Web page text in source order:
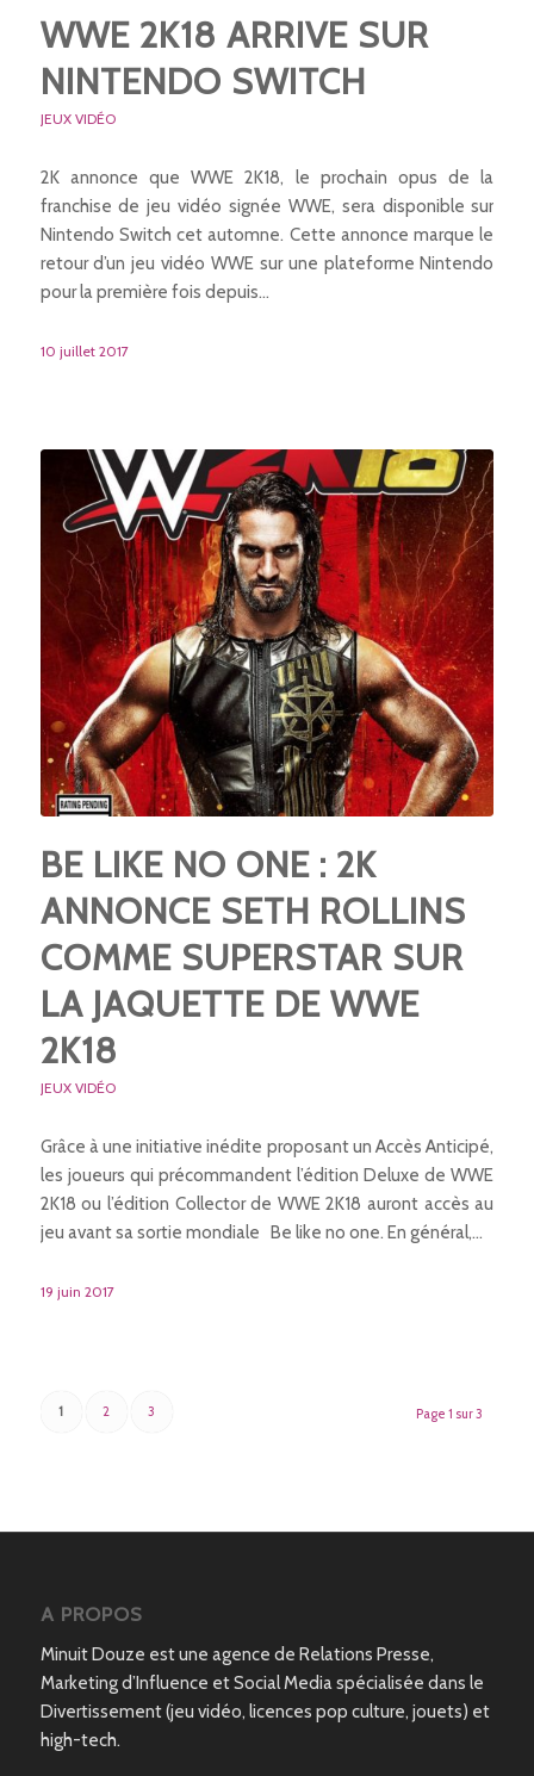
WWE 2K18 ARRIVE SUR
NINTENDO SWITCH
JEUX VIDÉO
2K annonce que WWE 2K18, le prochain opus de la
franchise de jeu vidéo signée WWE, sera disponible sur
Nintendo Switch cet automne. Cette annonce marque le
retour d’un jeu vidéo WWE sur une plateforme Nintendo
pour la première fois depuis…
10 juillet 2017
BE LIKE NO ONE : 2K
ANNONCE SETH ROLLINS
COMME SUPERSTAR SUR
LA JAQUETTE DE WWE
2K18
JEUX VIDÉO
Grâce à une initiative inédite proposant un Accès Anticipé,
les joueurs qui précommandent l’édition Deluxe de WWE
2K18 ou l’édition Collector de WWE 2K18 auront accès au
jeu avant sa sortie mondiale Be like no one. En général,…
19 juin 2017
Page 1 sur 3
1 2 3
A PROPOS
Minuit Douze est une agence de Relations Presse,
Marketing d’Influence et Social Media spécialisée dans le
Divertissement (jeu vidéo, licences pop culture, jouets) et
high-tech.